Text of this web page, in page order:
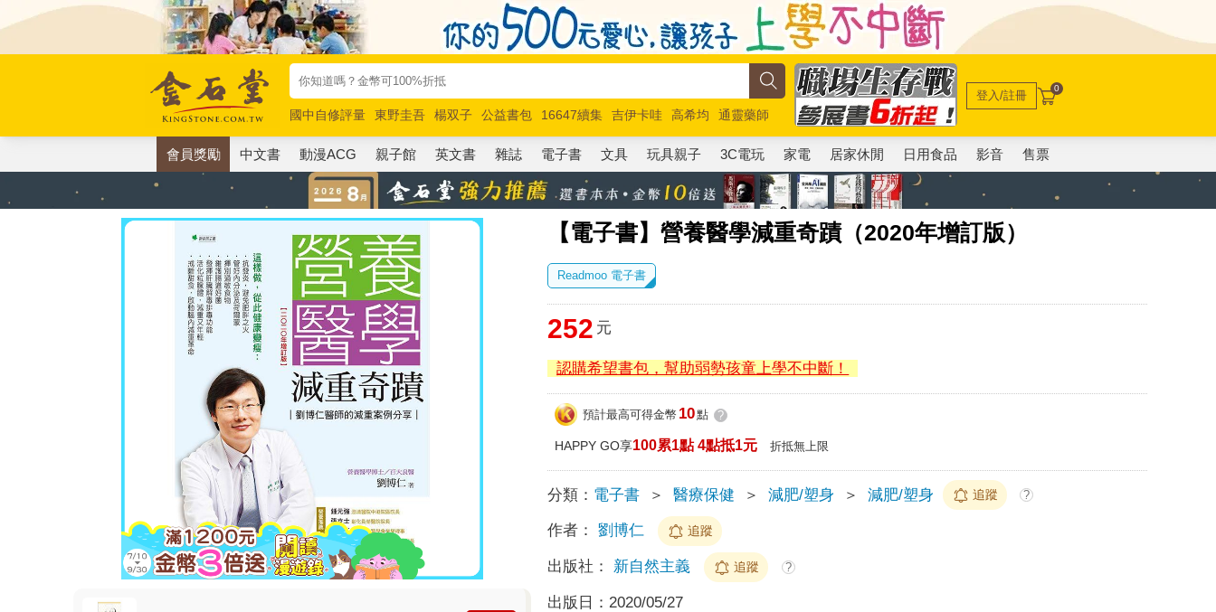
國中自修評量 東野圭吾 楊双子 公益書包 16647續集 吉伊卡哇 高希均
通靈藥師
唯紅花綻放
奧德賽 路邊攤新作 馬斯克 玩具總動員5 超慢跑
登入/註冊 0
會員獎勵 中文書 動漫ACG 親子館 英文書 雜誌 電子書 文具 玩具親子 3C電玩 家電 居家休閒 日用食品 影音 售票
【電子書】營養醫學減重奇蹟（2020年增訂版）
Readmoo 電子書
252 元
認購希望書包，幫助弱勢孩童上學不中斷！
預計最高可得金幣 10點 ?
HAPPY GO享100累1點 4點抵1元 折抵無上限
分類： 電子書 ＞ 醫療保健 ＞ 減肥/塑身 ＞ 減肥/塑身 追蹤 ?
作者： 劉博仁 追蹤
出版社： 新自然主義 追蹤 ?
出版日： 2020/05/27